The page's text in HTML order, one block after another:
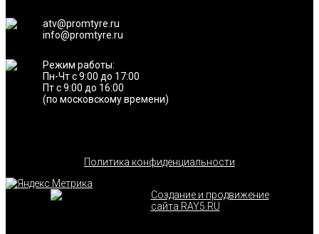
atv@promtyre.ru
info@promtyre.ru
Режим работы:
Пн-Чт с 9:00 до 17:00
Пт с 9:00 до 16:00
(по московскому времени)
Политика конфиденциальности
Создание и продвижение
сайта RAY5.RU